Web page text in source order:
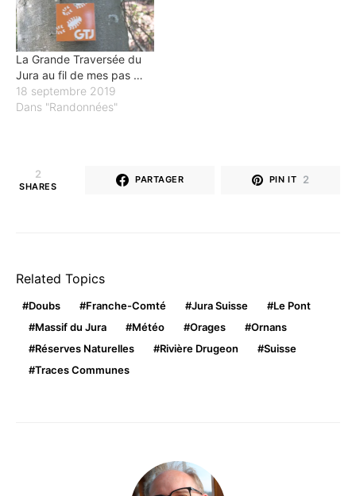
La Grande Traversée du
Jura au fil de mes pas …
18 septembre 2019
Dans "Randonnées"
2
SHARES
PARTAGER PIN IT 2
Related Topics
Doubs Franche-Comté Jura Suisse
Le Pont
Massif du Jura
Météo Orages
Ornans
Réserves Naturelles
Rivière Drugeon
Suisse
Traces Communes